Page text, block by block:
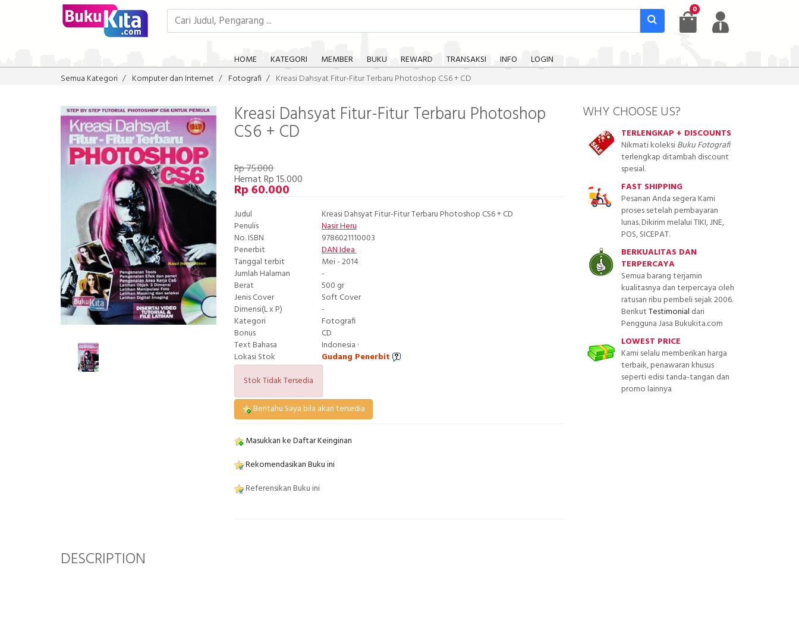
0
HOME KATEGORI MEMBER BUKU REWARD TRANSAKSI INFO
LOGIN
Semua Kategori
Komputer dan Internet Fotografi Kreasi Dahsyat Fitur-Fitur Terbaru Photoshop CS6 + CD
Kreasi Dahsyat Fitur-Fitur Terbaru Photoshop
CS6 + CD
Rp 75.000
Hemat Rp 15.000
Rp 60.000
Judul
Kreasi Dahsyat Fitur-Fitur Terbaru Photoshop CS6 + CD
Penulis
Nasir Heru
No. ISBN
9786021110003
Penerbit
DAN Idea
Tanggal terbit
Mei - 2014
Jumlah Halaman
-
Berat
500 gr
Jenis Cover
Soft Cover
Dimensi(L x P)
-
Kategori
Fotografi
Bonus
CD
Text Bahasa
Indonesia ·
Lokasi Stok
Gudang Penerbit
Stok Tidak Tersedia
Beritahu Saya bila akan tersedia
Masukkan ke Daftar Keinginan
Rekomendasikan Buku ini
Referensikan Buku ini
DESCRIPTION
WHY CHOOSE US?
TERLENGKAP + DISCOUNTS
Nikmati koleksiBuku Fotografi
terlengkap ditambah discount
spesial.
FAST SHIPPING
Pesanan Anda segera Kami
proses setelah pembayaran
lunas. Dikirim melalui TIKI, JNE,
POS, SICEPAT.
BERKUALITAS DAN
TERPERCAYA
Semua barang terjamin
kualitasnya dan terpercaya oleh
ratusan ribu pembeli sejak 2006.
BerikutTestimonial dari
Pengguna Jasa Bukukita.com
LOWEST PRICE
Kami selalu memberikan harga
terbaik, penawaran khusus
seperti edisi tanda-tangan dan
promo lainnya